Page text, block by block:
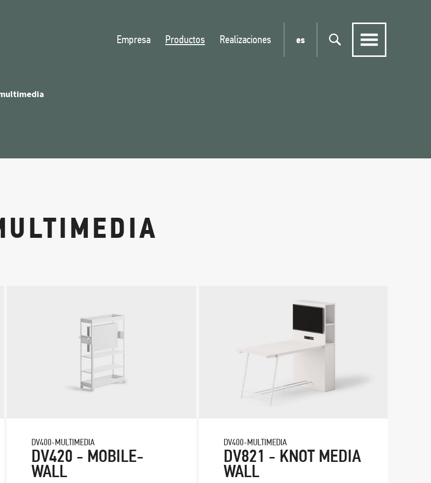
Empresa Productos Realizaciones es
DV400-MULTIMEDIA
DV420 - MOBILE-
WALL
DV400-MULTIMEDIA
DV821 - KNOT MEDIA
WALL